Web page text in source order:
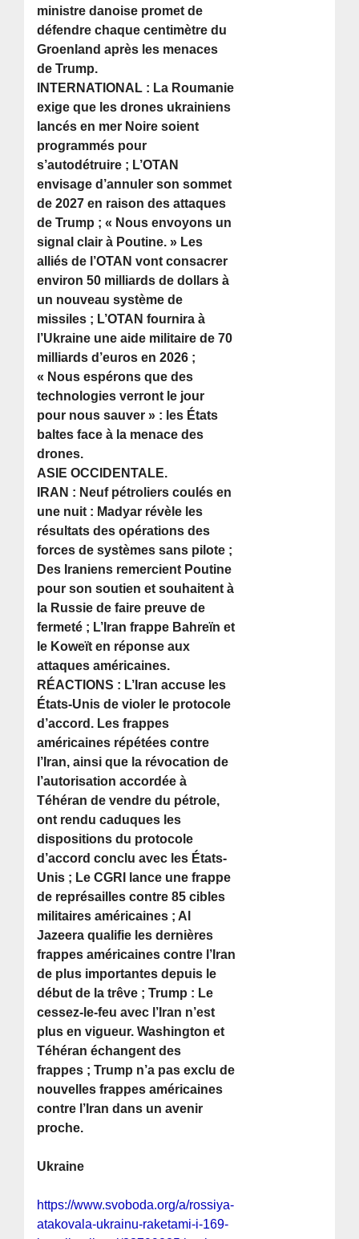
ministre danoise promet de
défendre chaque centimètre du
Groenland après les menaces
de Trump.
INTERNATIONAL : La Roumanie
exige que les drones ukrainiens
lancés en mer Noire soient
programmés pour
s’autodétruire ; L’OTAN
envisage d’annuler son sommet
de 2027 en raison des attaques
de Trump ; « Nous envoyons un
signal clair à Poutine. » Les
alliés de l’OTAN vont consacrer
environ 50 milliards de dollars à
un nouveau système de
missiles ; L’OTAN fournira à
l’Ukraine une aide militaire de 70
milliards d’euros en 2026 ;
« Nous espérons que des
technologies verront le jour
pour nous sauver » : les États
baltes face à la menace des
drones.
ASIE OCCIDENTALE.
IRAN : Neuf pétroliers coulés en
une nuit : Madyar révèle les
résultats des opérations des
forces de systèmes sans pilote ;
Des Iraniens remercient Poutine
pour son soutien et souhaitent à
la Russie de faire preuve de
fermeté ; L’Iran frappe Bahreïn et
le Koweït en réponse aux
attaques américaines.
RÉACTIONS : L’Iran accuse les
États-Unis de violer le protocole
d’accord. Les frappes
américaines répétées contre
l’Iran, ainsi que la révocation de
l’autorisation accordée à
Téhéran de vendre du pétrole,
ont rendu caduques les
dispositions du protocole
d’accord conclu avec les États-
Unis ; Le CGRI lance une frappe
de représailles contre 85 cibles
militaires américaines ; Al
Jazeera qualifie les dernières
frappes américaines contre l’Iran
de plus importantes depuis le
début de la trêve ; Trump : Le
cessez-le-feu avec l’Iran n’est
plus en vigueur. Washington et
Téhéran échangent des
frappes ; Trump n’a pas exclu de
nouvelles frappes américaines
contre l’Iran dans un avenir
proche.
Ukraine
https://www.svoboda.org/a/rossiya-
atakovala-ukrainu-raketami-i-169-